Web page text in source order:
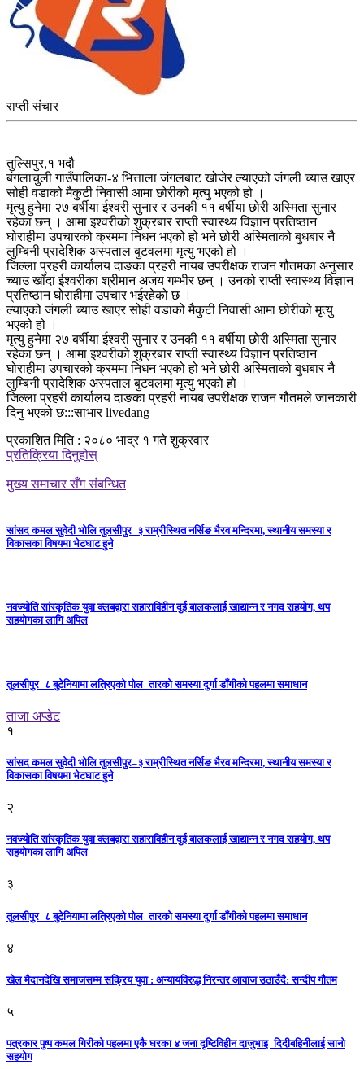
राप्ती संचार
तुल्सिपुर,१ भदौ
बंगलाचुली गाउँपालिका-४ भित्ताला जंगलबाट खोजेर ल्याएको जंगली च्याउ खाएर
सोही वडाको मैकुटी निवासी आमा छोरीको मृत्यु भएको हो ।
मृत्यु हुनेमा २७ बर्षीया ईश्वरी सुनार र उनकी ११ बर्षीया छोरी अस्मिता सुनार
रहेका छन् । आमा इश्वरीको शुक्रबार राप्ती स्वास्थ्य विज्ञान प्रतिष्ठान
घोराहीमा उपचारको क्रममा निधन भएको हो भने छोरी अस्मिताको बुधबार नै
लुम्बिनी प्रादेशिक अस्पताल बुटवलमा मृत्यु भएको हो ।
जिल्ला प्रहरी कार्यालय दाङका प्रहरी नायब उपरीक्षक राजन गौतमका अनुसार
च्याउ खाँदा ईश्वरीका श्रीमान अजय गम्भीर छन् । उनको राप्ती स्वास्थ्य विज्ञान
प्रतिष्ठान घोराहीमा उपचार भईरहेको छ ।
ल्याएको जंगली च्याउ खाएर सोही वडाको मैकुटी निवासी आमा छोरीको मृत्यु
भएको हो ।
मृत्यु हुनेमा २७ बर्षीया ईश्वरी सुनार र उनकी ११ बर्षीया छोरी अस्मिता सुनार
रहेका छन् । आमा इश्वरीको शुक्रबार राप्ती स्वास्थ्य विज्ञान प्रतिष्ठान
घोराहीमा उपचारको क्रममा निधन भएको हो भने छोरी अस्मिताको बुधबार नै
लुम्बिनी प्रादेशिक अस्पताल बुटवलमा मृत्यु भएको हो ।
जिल्ला प्रहरी कार्यालय दाङका प्रहरी नायब उपरीक्षक राजन गौतमले जानकारी
दिनु भएको छ:::साभार livedang
प्रकाशित मिति : २०८० भाद्र १ गते शुक्रवार
प्रतिक्रिया दिनुहोस्
मुख्य समाचार सँग संबन्धित
सांसद कमल सुवेदी भोलि तुलसीपुर–३ राम्रीस्थित नर्सिङ भैरव मन्दिरमा, स्थानीय समस्या र
विकासका विषयमा भेटघाट हुने
नवज्योति सांस्कृतिक युवा क्लबद्वारा सहाराविहीन दुई बालकलाई खाद्यान्न र नगद सहयोग, थप
सहयोगका लागि अपिल
तुलसीपुर–८ बुटेनियामा लत्रिएको पोल–तारको समस्या दुर्गा डाँगीको पहलमा समाधान
ताजा अप्डेट
१
सांसद कमल सुवेदी भोलि तुलसीपुर–३ राम्रीस्थित नर्सिङ भैरव मन्दिरमा, स्थानीय समस्या र
विकासका विषयमा भेटघाट हुने
२
नवज्योति सांस्कृतिक युवा क्लबद्वारा सहाराविहीन दुई बालकलाई खाद्यान्न र नगद सहयोग, थप
सहयोगका लागि अपिल
३
तुलसीपुर–८ बुटेनियामा लत्रिएको पोल–तारको समस्या दुर्गा डाँगीको पहलमा समाधान
४
खेल मैदानदेखि समाजसम्म सक्रिय युवा : अन्यायविरुद्ध निरन्तर आवाज उठाउँदै: सन्दीप गौतम
५
पत्रकार पुष्प कमल गिरीको पहलमा एकै घरका ४ जना दृष्टिविहीन दाजुभाइ–दिदीबहिनीलाई सानो
सहयोग